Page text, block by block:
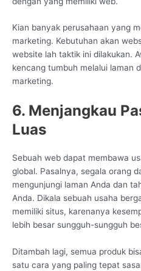
Kian banyak perusahaan yang
marketing. Kebutuhan akan
website lah taktik ini dilakukan.
kencang tumbuh melalui laman
marketing.
6. Menjangkau
Luas
Sebuah web dapat membawa
global. Pasalnya, segala orang
mengunjungi laman Anda dan
Anda. Dikala sebuah usaha
memiliki situs, karenanya
lebih besar sungguh-sungguh
Ditambah lagi, semua produk
satu cara yang paling tepat